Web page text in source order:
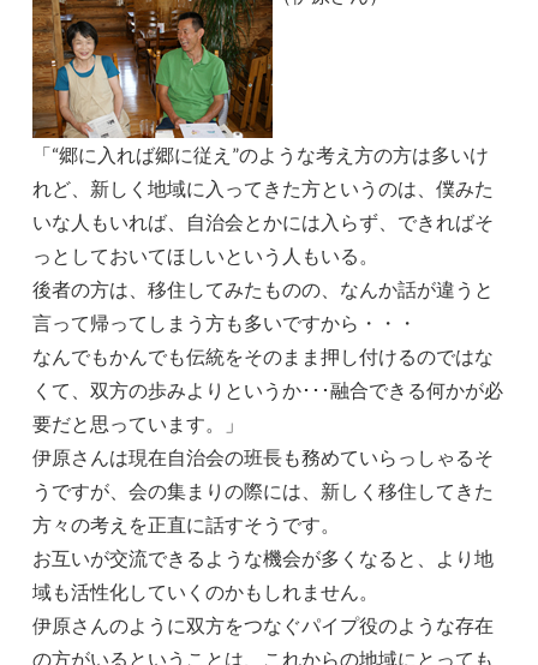
「“郷に入れば郷に従え”のような考え方の方は多いけ
れど、新しく地域に入ってきた方というのは、僕みた
いな人もいれば、自治会とかには入らず、できればそ
っとしておいてほしいという人もいる。
後者の方は、移住してみたものの、なんか話が違うと
言って帰ってしまう方も多いですから・・・
なんでもかんでも伝統をそのまま押し付けるのではな
くて、双方の歩みよりというか･･･融合できる何かが必
要だと思っています。」
伊原さんは現在自治会の班長も務めていらっしゃるそ
うですが、会の集まりの際には、新しく移住してきた
方々の考えを正直に話すそうです。
お互いが交流できるような機会が多くなると、より地
域も活性化していくのかもしれません。
伊原さんのように双方をつなぐパイプ役のような存在
の方がいるということは、これからの地域にとっても